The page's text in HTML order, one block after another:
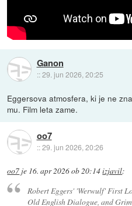
Ganon
::29. jun 2026, 20:25
Eggersova atmosfera, ki je ne
mu. Film leta zame.
oo7
::29. jun 2026, 20:26
oo7 je 16. apr 2026 ob 20:14izjavil:
Robert Eggers' 'Werwulf' First
Old English Dialogue, and